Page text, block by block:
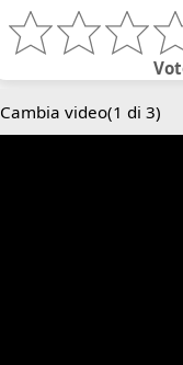
Cambia video(1 di 3)